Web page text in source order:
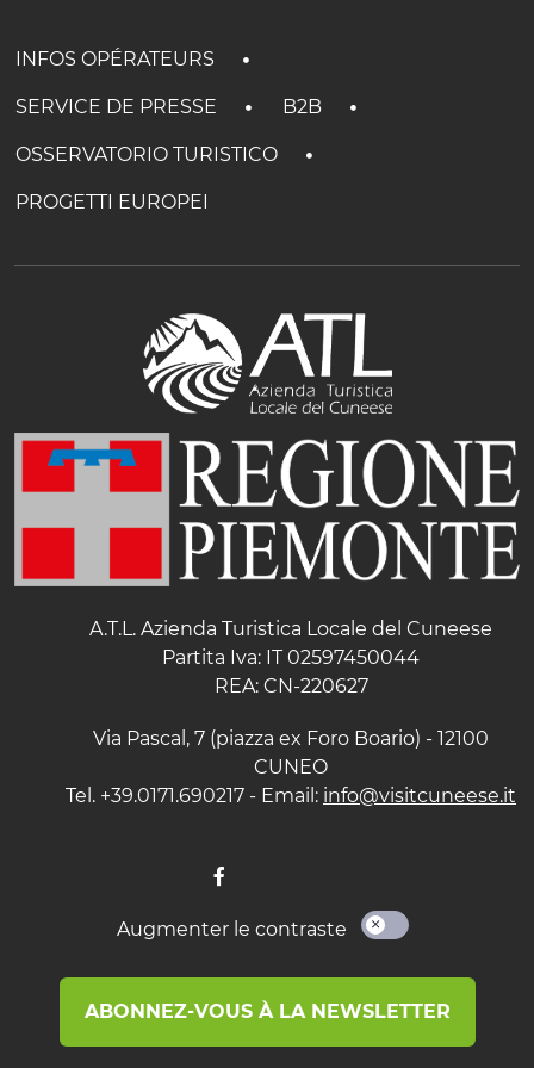
INFOS OPÉRATEURS
SERVICE DE PRESSE B2B
OSSERVATORIO TURISTICO
PROGETTI EUROPEI
A.T.L. Azienda Turistica Locale del Cuneese
Partita Iva: IT 02597450044
REA: CN-220627
Via Pascal, 7 (piazza ex Foro Boario) - 12100
CUNEO
Tel. +39.0171.690217 - Email: info@visitcuneese.it
Augmenter le contraste
ABONNEZ-VOUS À LA NEWSLETTER